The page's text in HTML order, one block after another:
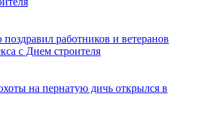
работников и ветеранов
с Днем строителя
на пернатую дичь открылся в